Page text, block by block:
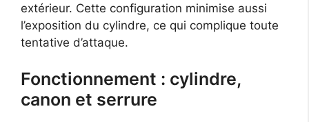
extérieur. Cette configuration minimise aussi
l’exposition du cylindre, ce qui complique toute
tentative d’attaque.
Fonctionnement : cylindre,
canon et serrure